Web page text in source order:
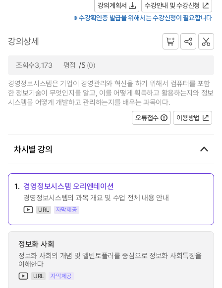
강의계획서
수강안내 및 수강신청
※ 수강확인증 발급을 위해서는 수강신청이 필요합니다
강의상세
조회수3,173 평점 /5 (0)
경영정보시스템은 기업이 경영관리와 혁신을 하기 위해서 컴퓨터를 포함
한 정보기술이 무엇인지를 알고, 이를 어떻게 획득하고 활용하는지와 정보
시스템을 어떻게 개발하고 관리하는지를 배우는 과목이다.
오류접수
이용방법
차시별 강의
1. 경영정보시스템 오리엔테이션
경영정보시스템의 과목 개요 및 수업 전체 내용 안내
URL 자막제공
정보화 사회
정보화 사회의 개념 및 앨빈토플러를 중심으로 정보화 사회특징을
이해한다
URL 자막제공